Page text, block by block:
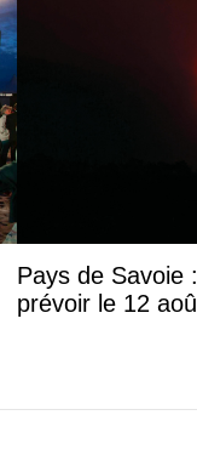
Pays de Savoie
prévoir le 12